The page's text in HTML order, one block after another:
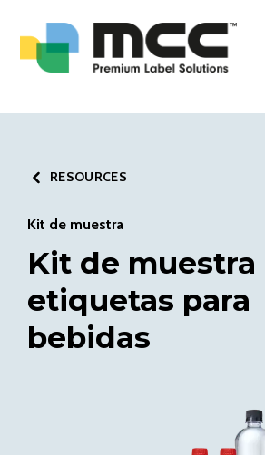
RESOURCES
Kit de muestra
Kit de muestra
etiquetas para
bebidas